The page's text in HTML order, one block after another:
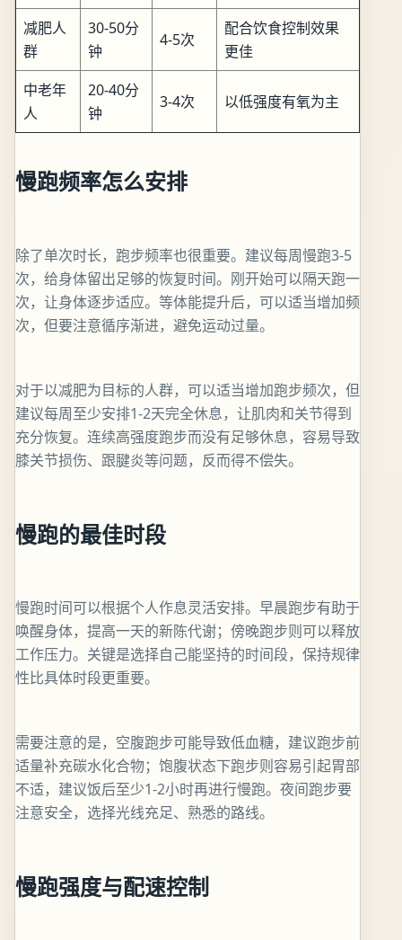
减肥人
群
30-50分
钟
4-5次
配合饮食控制效果
更佳
中老年
人
20-40分
钟
3-4次 以低强度有氧为主
慢跑频率怎么安排
除了单次时长，跑步频率也很重要。建议每周慢跑3-5
次，给身体留出足够的恢复时间。刚开始可以隔天跑一
次，让身体逐步适应。等体能提升后，可以适当增加频
次，但要注意循序渐进，避免运动过量。
对于以减肥为目标的人群，可以适当增加跑步频次，但
建议每周至少安排1-2天完全休息，让肌肉和关节得到
充分恢复。连续高强度跑步而没有足够休息，容易导致
膝关节损伤、跟腱炎等问题，反而得不偿失。
慢跑的最佳时段
慢跑时间可以根据个人作息灵活安排。早晨跑步有助于
唤醒身体，提高一天的新陈代谢；傍晚跑步则可以释放
工作压力。关键是选择自己能坚持的时间段，保持规律
性比具体时段更重要。
需要注意的是，空腹跑步可能导致低血糖，建议跑步前
适量补充碳水化合物；饱腹状态下跑步则容易引起胃部
不适，建议饭后至少1-2小时再进行慢跑。夜间跑步要
注意安全，选择光线充足、熟悉的路线。
慢跑强度与配速控制